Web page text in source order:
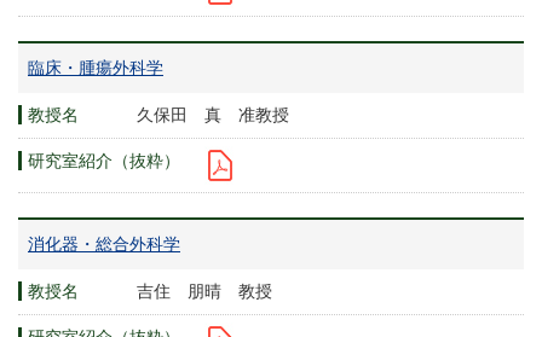
臨床・腫瘍外科学
久保田 真 准教授
消化器・総合外科学
吉住 朋晴 教授